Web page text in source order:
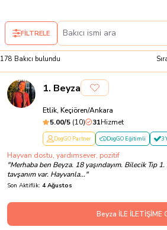
FİLTRELE
178 Bakıcı bulundu
1. Beyza
Etlik, Keçiören/Ankara
5.00/5 (10) 31Hizmet
DogGO Partner DogGO Eğitimli 3
Hayvan dostu, yardımsever, pozitif
"Merhaba ben Beyza. 18 yaşındayım. Bilecik Tıp
tavşanım var. Hayvanla..."
Son Aktiflik: 4 Ağustos
Beyza İLE İLETİŞİME